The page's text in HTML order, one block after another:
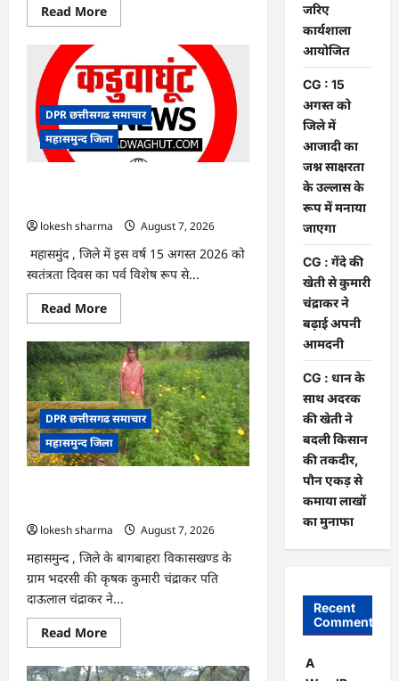
Read MoreRead
more
आपदा
प्रबंधन
संबंधी
राज्य
स्तरीय
मॉक
एक्सरसाइज
कार्यशाला
आयोजित
DPR छत्तीसगढ समाचार
महासमुन्द जिला
lokesh sharma
August 7, 2026
महासमुंद , जिले में इस वर्ष 15 अगस्त 2026 को
स्वतंत्रता दिवस का पर्व विशेष रूप से...
Read MoreRead
more
CG
:
15
अगस्त
को
जिले
में
आजादी
का
जश्न
साक्षरता
में
जाएगा
DPR छत्तीसगढ समाचार
महासमुन्द जिला
lokesh sharma
August 7, 2026
महासमुन्द , जिले के बागबाहरा विकासखण्ड के
ग्राम भदरसी की कृषक कुमारी चंद्राकर पति
दाऊलाल चंद्राकर ने...
Read MoreRead
more
CG
जरिए
कार्यशाला
आयोजित
CG : 15
अगस्त को
जिले में
आजादी का
जश्न साक्षरता
के उल्लास के
रूप में मनाया
जाएगा
CG : गेंदे की
खेती से कुमारी
चंद्राकर ने
बढ़ाई अपनी
आमदनी
CG : धान के
साथ अदरक
की खेती ने
बदली किसान
की तकदीर,
पौन एकड़ से
कमाया लाखों
का मुनाफा
Recent
Comments
A